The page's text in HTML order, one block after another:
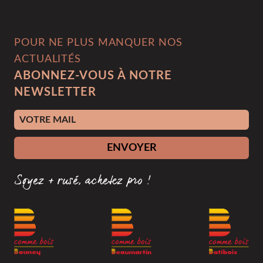
POUR NE PLUS MANQUER NOS
ACTUALITÉS
ABONNEZ-VOUS À NOTRE
NEWSLETTER
Adresse e-mail
ENVOYER
Soyez + rusé, achetez pro !